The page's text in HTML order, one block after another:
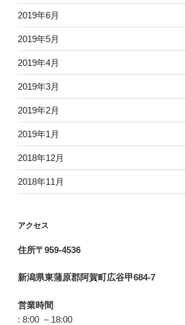
2019年6月
2019年5月
2019年4月
2019年3月
2019年2月
2019年1月
2018年12月
2018年11月
アクセス
住所〒959-4536
新潟県東蒲原郡阿賀町広谷甲684-7
営業時間
: 8:00 – 18:00